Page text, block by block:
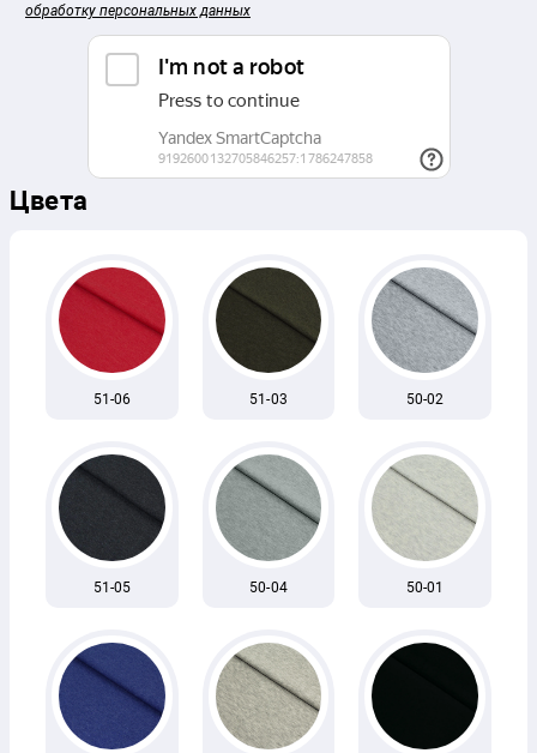
обработку персональных данных
Цвета
51-06
51-05
51-03
50-04
50-02
50-01